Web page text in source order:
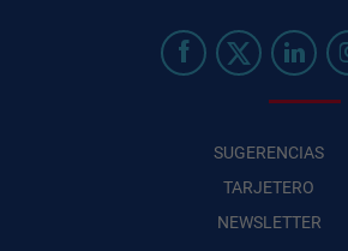
SUGERENCIAS
TARJETERO
NEWSLETTER